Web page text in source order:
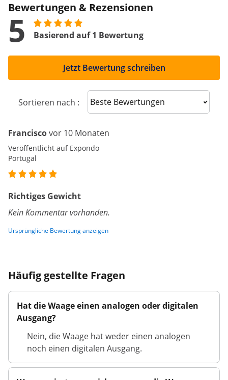
Bewertungen & Rezensionen
5 Basierend auf 1 Bewertung
Jetzt Bewertung schreiben
Sortieren nach : Sort reviews
Franciscovor 10 Monaten
Veröffentlicht auf Expondo
Portugal
Richtiges Gewicht
Kein Kommentar vorhanden.
Ursprüngliche Bewertung anzeigen
Häufig gestellte Fragen
Hat die Waage einen analogen oder digitalen
Ausgang?
Nein, die Waage hat weder einen analogen
noch einen digitalen Ausgang.